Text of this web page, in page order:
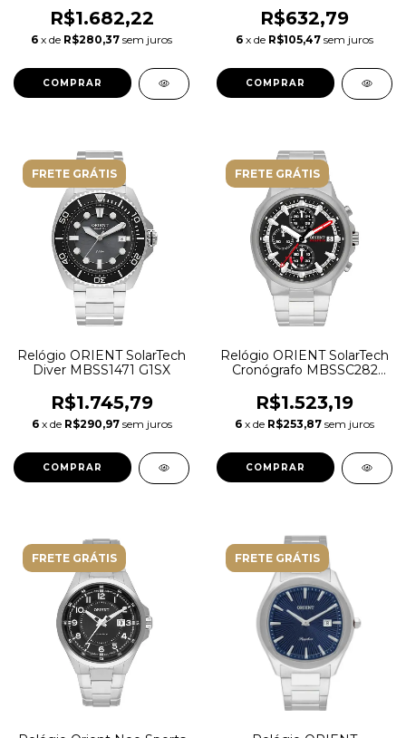
R$1.682,22
6 x de R$280,37 sem juros
R$632,79
6 x de R$105,47 sem juros
FRETE GRÁTIS
Relógio ORIENT SolarTech
Diver MBSS1471 G1SX
R$1.745,79
6 x de R$290,97 sem juros
FRETE GRÁTIS
Relógio ORIENT SolarTech
Cronógrafo MBSSC282
R$1.523,19
6 x de R$253,87 sem juros
FRETE GRÁTIS FRETE GRÁTIS